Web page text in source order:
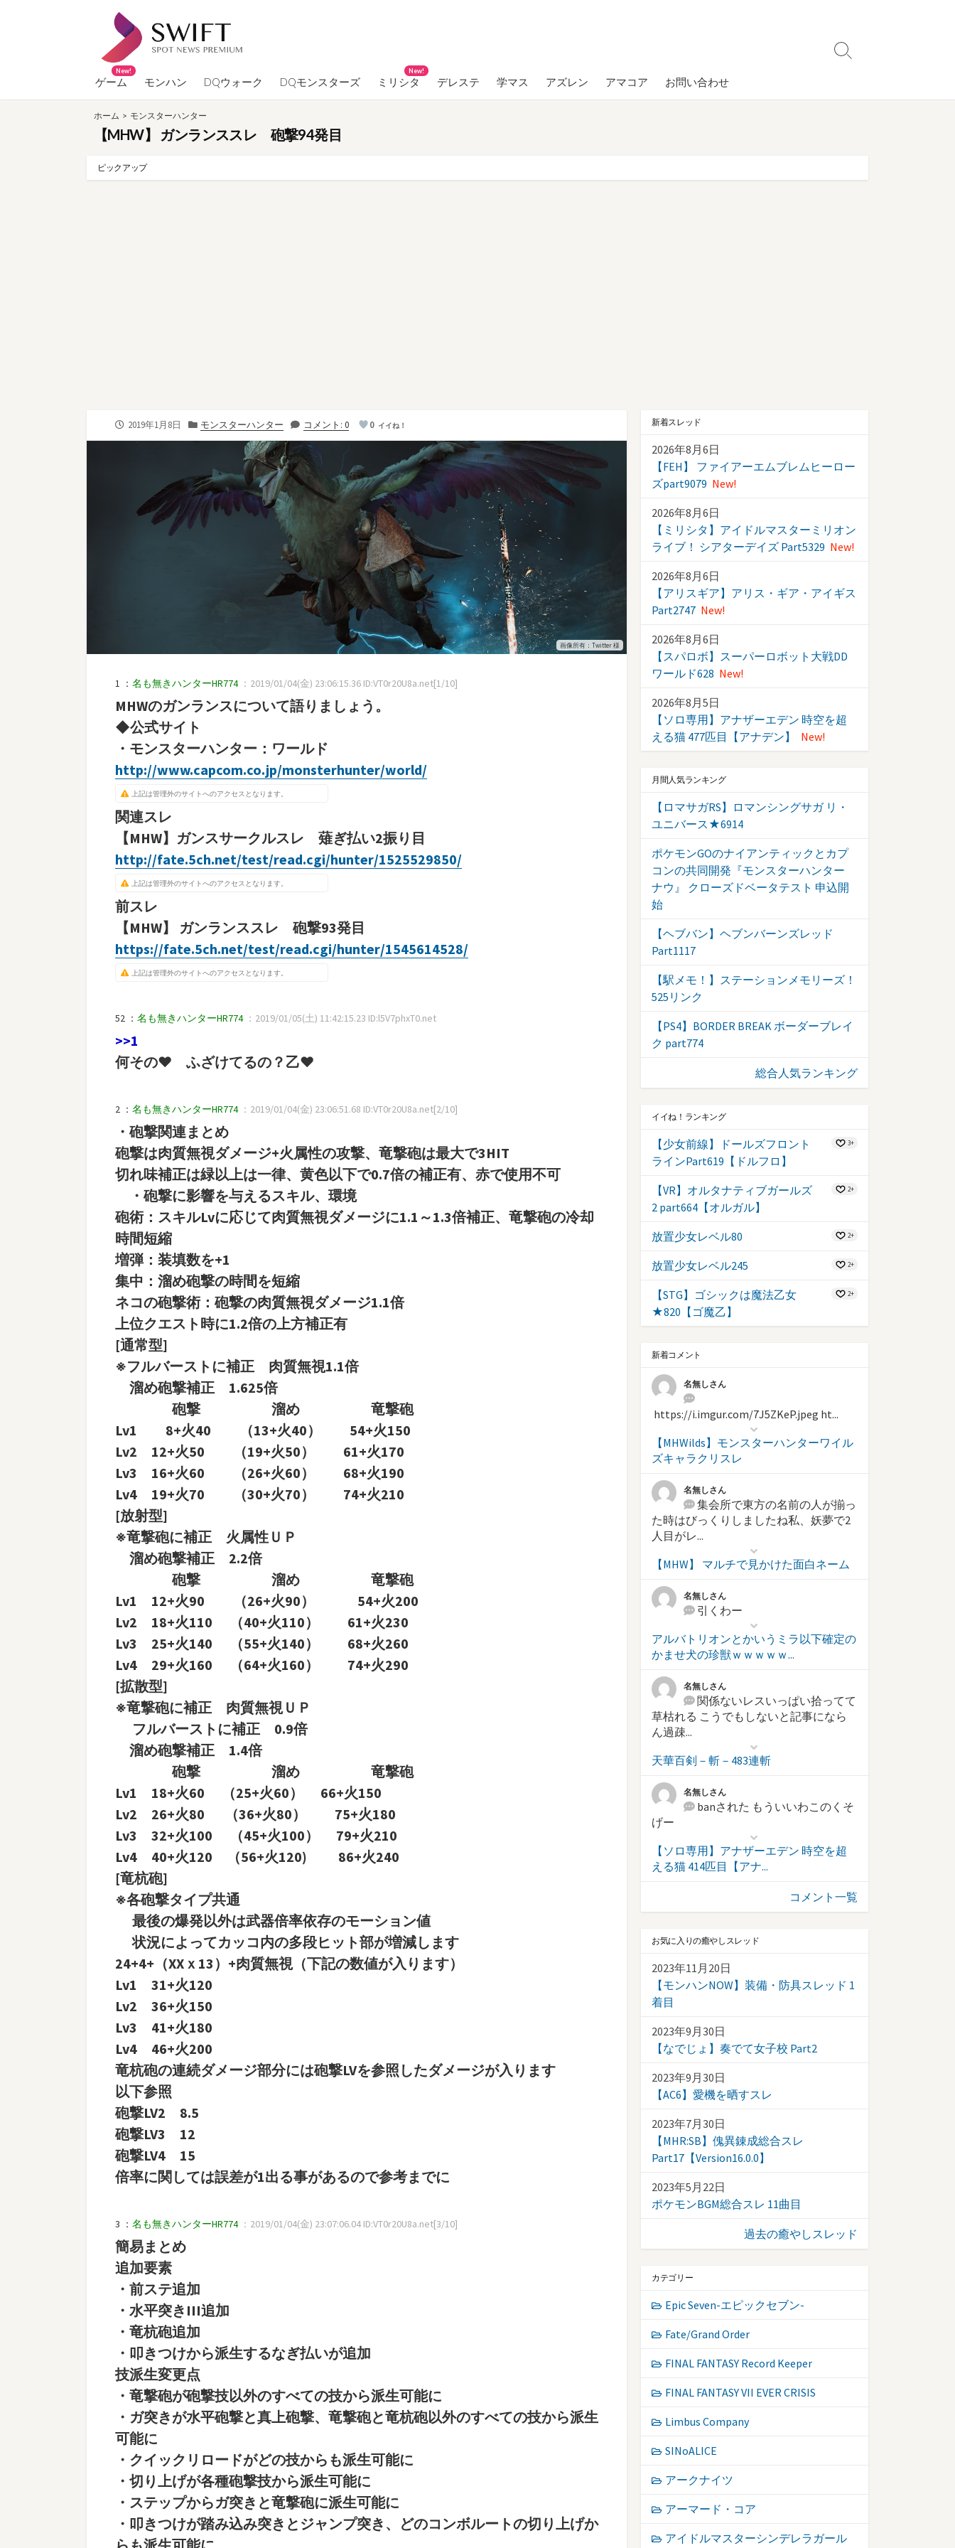
へ
ゲーム
New!
モンハン DQウォーク DQモンスターズ ミリシタ
New!
デレステ 学マス アズレン アマコア お問い合わせ
検
り
ホーム > モンスターハンター
【MHW】 ガンランススレ 砲撃94発目
ピックアップ
公
2019年1月8日
カ
ー
モンスターハンター コメント: 0 0 イイね！
画像所有：Twitter 様
1 ： 名も無きハンターHR774 ：2019/01/04(金) 23:06:15.36 ID:VT0r20U8a.net[1/10]
MHWのガンランスについて語りましょう。
◆公式サイト
・モンスターハンター：ワールド
http://www.capcom.co.jp/monsterhunter/world/
上記は管理外のサイトへのアクセスとなります。
関連スレ
【MHW】ガンスサークルスレ 薙ぎ払い2振り目
http://fate.5ch.net/test/read.cgi/hunter/1525529850/
上記は管理外のサイトへのアクセスとなります。
前スレ
【MHW】 ガンランススレ 砲撃93発目
https://fate.5ch.net/test/read.cgi/hunter/1545614528/
上記は管理外のサイトへのアクセスとなります。
52 ： 名も無きハンターHR774 ：2019/01/05(土) 11:42:15.23 ID:l5V7phxT0.net
>>1
何その♥ ふざけてるの？乙♥
2 ： 名も無きハンターHR774 ：2019/01/04(金) 23:06:51.68 ID:VT0r20U8a.net[2/10]
・砲撃関連まとめ
砲撃は肉質無視ダメージ+火属性の攻撃、竜撃砲は最大で3HIT
切れ味補正は緑以上は一律、黄色以下で0.7倍の補正有、赤で使用不可
・砲撃に影響を与えるスキル、環境
砲術：スキルLvに応じて肉質無視ダメージに1.1～1.3倍補正、竜撃砲の冷却
時間短縮
増弾：装填数を+1
集中：溜め砲撃の時間を短縮
ネコの砲撃術：砲撃の肉質無視ダメージ1.1倍
上位クエスト時に1.2倍の上方補正有
[通常型]
※フルバーストに補正 肉質無視1.1倍
溜め砲撃補正 1.625倍
砲撃 溜め 竜撃砲
Lv1 8+火40 （13+火40） 54+火150
Lv2 12+火50 （19+火50） 61+火170
Lv3 16+火60 （26+火60） 68+火190
Lv4 19+火70 （30+火70） 74+火210
[放射型]
※竜撃砲に補正 火属性ＵＰ
溜め砲撃補正 2.2倍
砲撃 溜め 竜撃砲
Lv1 12+火90 （26+火90） 54+火200
Lv2 18+火110 （40+火110） 61+火230
Lv3 25+火140 （55+火140） 68+火260
Lv4 29+火160 （64+火160） 74+火290
[拡散型]
※竜撃砲に補正 肉質無視ＵＰ
フルバーストに補正 0.9倍
溜め砲撃補正 1.4倍
砲撃 溜め 竜撃砲
Lv1 18+火60 （25+火60） 66+火150
Lv2 26+火80 （36+火80） 75+火180
Lv3 32+火100 （45+火100） 79+火210
Lv4 40+火120 （56+火120) 86+火240
[竜杭砲]
※各砲撃タイプ共通
最後の爆発以外は武器倍率依存のモーション値
状況によってカッコ内の多段ヒット部が増減します
24+4+（XXｘ13）+肉質無視（下記の数値が入ります）
Lv1 31+火120
Lv2 36+火150
Lv3 41+火180
Lv4 46+火200
竜杭砲の連続ダメージ部分には砲撃LVを参照したダメージが入ります
以下参照
砲撃LV2 8.5
砲撃LV3 12
砲撃LV4 15
倍率に関しては誤差が1出る事があるので参考までに
3 ： 名も無きハンターHR774 ：2019/01/04(金) 23:07:06.04 ID:VT0r20U8a.net[3/10]
簡易まとめ
追加要素
・前ステ追加
・水平突きIII追加
・竜杭砲追加
・叩きつけから派生するなぎ払いが追加
技派生変更点
・竜撃砲が砲撃技以外のすべての技から派生可能に
・ガ突きが水平砲撃と真上砲撃、竜撃砲と竜杭砲以外のすべての技から派生
可能に
・クイックリロードがどの技からも派生可能に
・切り上げが各種砲撃技から派生可能に
・ステップからガ突きと竜撃砲に派生可能に
・叩きつけが踏み込み突きとジャンプ突き、どのコンボルートの切り上げか
らも派生可能に
新着スレッド
2026年8月6日
【FEH】 ファイアーエムブレムヒーロー
ズpart9079 New!
2026年8月6日
【ミリシタ】アイドルマスターミリオン
ライブ！ シアターデイズ Part5329 New!
2026年8月6日
【アリスギア】アリス・ギア・アイギス
Part2747 New!
2026年8月6日
【スパロボ】スーパーロボット大戦DD
ワールド628 New!
2026年8月5日
【ソロ専用】アナザーエデン 時空を超
える猫 477匹目【アナデン】
New!
月間人気ランキング
【ロマサガRS】ロマンシングサガ リ・
ユニバース★6914
ポケモンGOのナイアンティックとカプ
コンの共同開発『モンスターハンター
ナウ』 クローズドベータテスト 申込開
始
【ヘブバン】ヘブンバーンズレッド
Part1117
【駅メモ！】ステーションメモリーズ！
525リンク
【PS4】BORDER BREAK ボーダーブレイ
ク part774
総合人気ランキング
イイね！ランキング
【少女前線】ドールズフロント
ラインPart619【ドルフロ】
3+
【VR】オルタナティブガールズ
2 part664【オルガル】
2+
放置少女レベル80 2+
放置少女レベル245 2+
【STG】ゴシックは魔法乙女
★820【ゴ魔乙】
2+
新着コメント
名無しさん
https://i.imgur.com/7J5ZKeP.jpeg ht...
【MHWilds】モンスターハンターワイル
ズキャラクリスレ
名無しさん
集会所で東方の名前の人が揃っ
た時はびっくりしましたね私、妖夢で2
人目がレ...
【MHW】 マルチで見かけた面白ネーム
名無しさん
引くわー
アルバトリオンとかいうミラ以下確定の
かませ犬の珍獣ｗｗｗｗｗ...
名無しさん
関係ないレスいっぱい拾ってて
草枯れる こうでもしないと記事になら
ん過疎...
天華百剣－斬－483連斬
名無しさん
banされた もういいわこのくそ
げー
【ソロ専用】アナザーエデン 時空を超
える猫 414匹目【アナ...
コメント一覧
お気に入りの癒やしスレッド
2023年11月20日
【モンハンNOW】装備・防具スレッド 1
着目
2023年9月30日
【なでじょ】奏でて女子校 Part2
2023年9月30日
【AC6】愛機を晒すスレ
2023年7月30日
【MHR:SB】傀異錬成総合スレ
Part17【Version16.0.0】
2023年5月22日
ポケモンBGM総合スレ 11曲目
過去の癒やしスレッド
カテゴリー
Epic Seven-エピックセブン-
Fate/Grand Order
FINAL FANTASY Record Keeper
FINAL FANTASY VII EVER CRISIS
Limbus Company
SINoALICE
アークナイツ
アーマード・コア
アイドルマスターシンデレラガール